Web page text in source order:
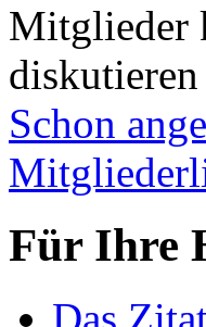
Mitglieder
Schon
Für Ihre
Das